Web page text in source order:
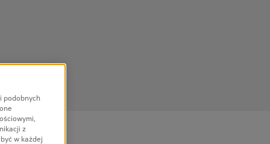
podobnych
z
w każdej